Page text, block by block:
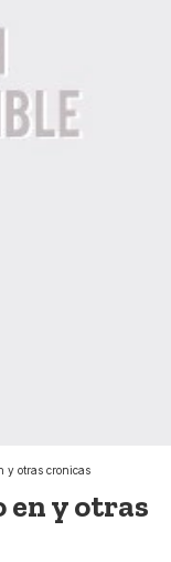
y otras cronicas
en y otras